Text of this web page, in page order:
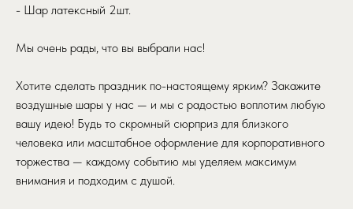
- Шар латексный 2шт.
Мы очень рады, что вы выбрали нас!
Хотите сделать праздник по-настоящему ярким? Закажите
воздушные шары у нас — и мы с радостью воплотим любую
вашу идею! Будь то скромный сюрприз для близкого
человека или масштабное оформление для корпоративного
торжества — каждому событию мы уделяем максимум
внимания и подходим с душой.